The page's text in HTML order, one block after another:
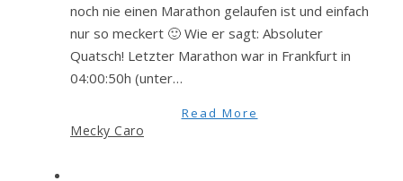
noch nie einen Marathon gelaufen ist und einfach
nur so meckert 🙂 Wie er sagt: Absoluter
Quatsch! Letzter Marathon war in Frankfurt in
04:00:50h (unter…
Read More
Mecky Caro